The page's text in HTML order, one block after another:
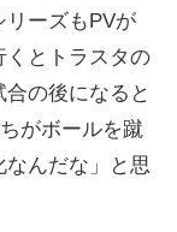
リーズもPVが
くとトラスタの
の後になると
がボールを蹴
んだな」と思